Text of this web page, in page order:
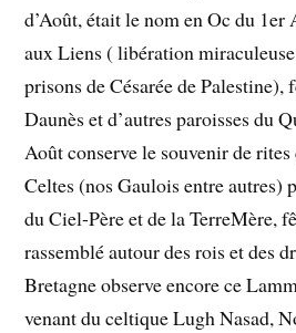
d’Août, était le nom en Oc du 1er
aux Liens ( libération
prisons de Césarée de Palestine),
Daunès et d’autres paroisses du
Août conserve le souvenir de
Celtes (nos Gaulois entre autres)
du Ciel-Père et de la TerreMère,
rassemblé autour des rois et des
Bretagne observe encore ce
venant du celtique Lugh Nasad,